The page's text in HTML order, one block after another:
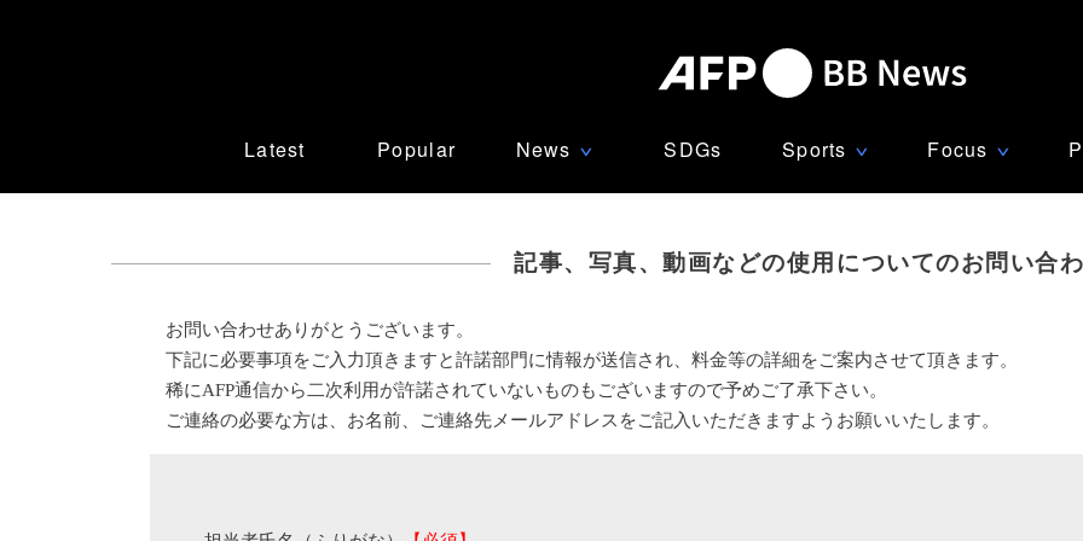
Latest Popular News ∨ SDGs Sports ∨ Focus ∨
記事、写真、動画などの使用についてのお問い合
お問い合わせありがとうございます。
下記に必要事項をご入力頂きますと許諾部門に情報が送信され、料金等の詳細をご案内させて頂きます。
稀にAFP通信から二次利用が許諾されていないものもございますので予めご了承下さい。
ご連絡の必要な方は、お名前、ご連絡先メールアドレスをご記入いただきますようお願いいたします。